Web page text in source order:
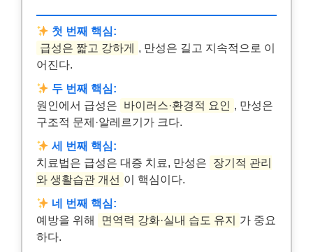
첫 번째 핵심:
급성은 짧고 강하게
, 만성은 길고 지속적으로 이
어진다.
두 번째 핵심:
원인에서 급성은
바이러스·환경적 요인 , 만성은
구조적 문제·알레르기가 크다.
세 번째 핵심:
치료법은 급성은 대증 치료, 만성은
장기적 관리
와 생활습관 개선 이 핵심이다.
네 번째 핵심:
예방을 위해
면역력 강화·실내 습도 유지
가 중요
하다.